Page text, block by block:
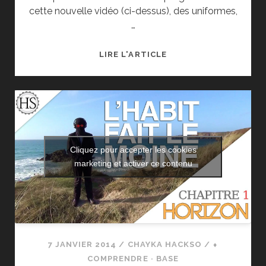
cette nouvelle vidéo (ci-dessus), des uniformes,
…
LIRE L'ARTICLE
AU
COSTUME
Cliquez pour accepter les cookies
marketing et activer ce contenu
7 JANVIER 2014 / CHAYKA HACKSO / ⬧
COMPRENDRE · BASE